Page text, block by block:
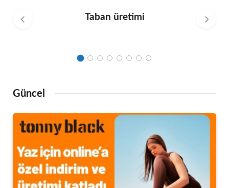
Taban üretimi
Güncel